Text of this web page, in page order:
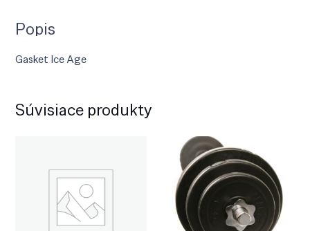
Popis
Gasket Ice Age
Súvisiace produkty